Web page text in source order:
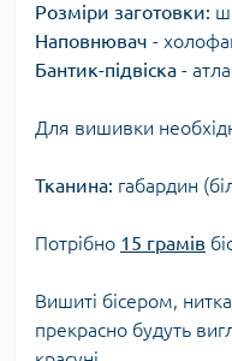
Розміри заготовки:
Наповнювач -
Бантик-підвіска -
Для вишивки
Тканина: габардин
Потрібно 15 грамів
Вишиті бісером,
прекрасно будуть